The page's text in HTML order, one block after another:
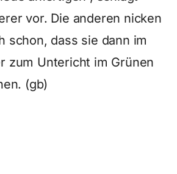
vor. Die anderen nicken
schon, dass sie dann im
zum Untericht im Grünen
(gb)